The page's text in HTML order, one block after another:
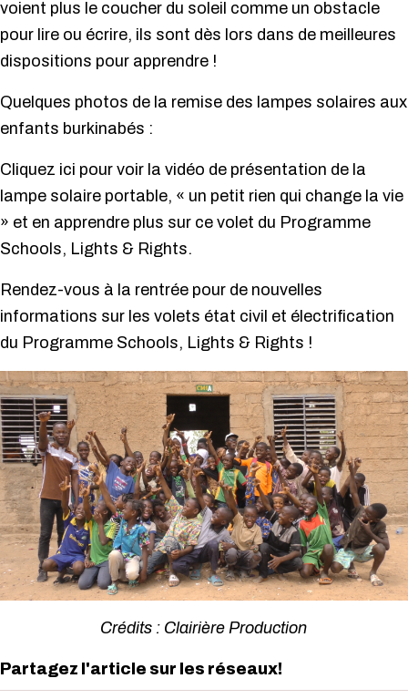
voient plus le coucher du soleil comme un obstacle
pour lire ou écrire, ils sont dès lors dans de meilleures
dispositions pour apprendre !
Quelques photos de la remise des lampes solaires aux
enfants burkinabés :
Cliquez ici pour voir la vidéo de présentation de la
lampe solaire portable, « un petit rien qui change la vie
» et en apprendre plus sur ce volet du Programme
Schools, Lights & Rights.
Rendez-vous à la rentrée pour de nouvelles
informations sur les volets état civil et électrification
du Programme Schools, Lights & Rights !
Crédits : Clairière Production
Partagez l'article sur les réseaux!